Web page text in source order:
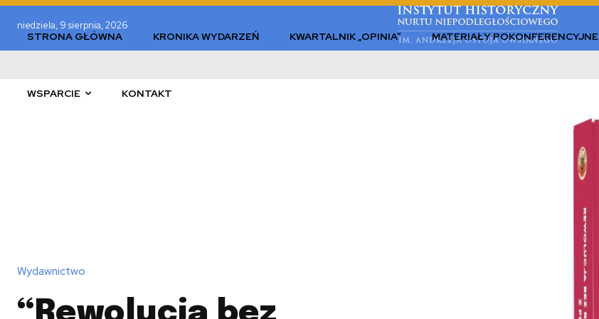
niedziela, 9 sierpnia, 2026
STRONA GŁÓWNA KRONIKA WYDARZEŃ KWARTALNIK „OPINIA” MATERIAŁY POKONFERENCYJNE
WSPARCIE KONTAKT
Wydawnictwo